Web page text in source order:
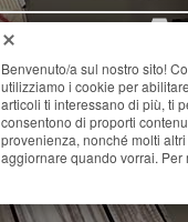
Benvenuto/a sul nostro sito!
utilizziamo i cookie per
articoli ti interessano di più, ti
consentono di proporti
provenienza, nonché molti
aggiornare quando vorrai.